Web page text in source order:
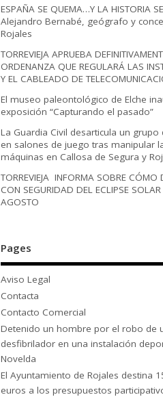
ESPAÑA SE QUEMA…Y LA HISTORIA SE
Alejandro Bernabé, geógrafo y
Rojales
TORREVIEJA APRUEBA
ORDENANZA QUE REGULARÁ LAS
Y EL CABLEADO DE
El museo paleontológico de Elche
exposición “Capturando el pasado”
La Guardia Civil desarticula un grupo
en salones de juego tras manipular
máquinas en Callosa de Segura y
TORREVIEJA INFORMA SOBRE CÓMO
CON SEGURIDAD DEL ECLIPSE
AGOSTO
Pages
Aviso Legal
Contacta
Contacto Comercial
Detenido un hombre por el robo de
desfibrilador en una instalación
Novelda
El Ayuntamiento de Rojales destina
euros a los presupuestos